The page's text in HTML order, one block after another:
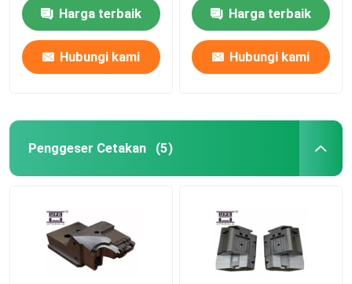
Harga terbaik
Hubungi kami
Harga terbaik
Hubungi kami
Penggeser Cetakan (5)